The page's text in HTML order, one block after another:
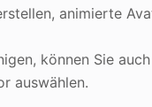
animierte
können Sie
auswählen.